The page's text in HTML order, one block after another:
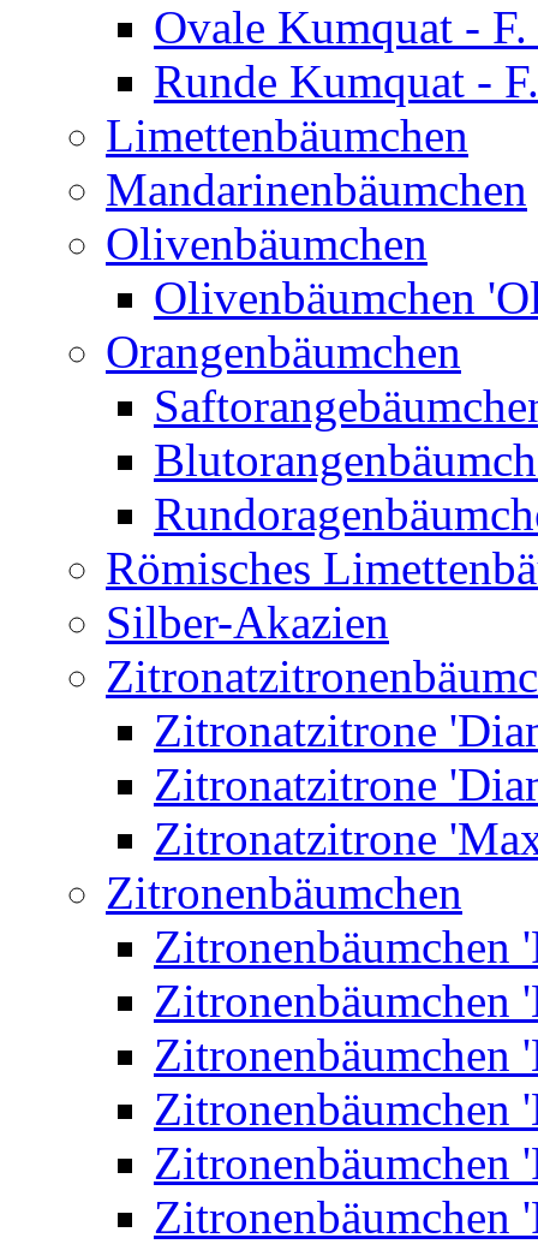
Ovale Kumquat -
Runde Kumquat -
Limettenbäumchen
Mandarinenbäumchen
Olivenbäumchen
Olivenbäumchen
Orangenbäumchen
Römisches
Silber-Akazien
Zitronatzitrone
Zitronatzitrone
Zitronatzitrone
Zitronenbäumchen
Zitronenbäumchen
Zitronenbäumchen
Zitronenbäumchen
Zitronenbäumchen
Zitronenbäumchen
Zitronenbäumchen